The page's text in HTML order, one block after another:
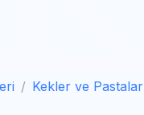
Kekler ve Pastalar